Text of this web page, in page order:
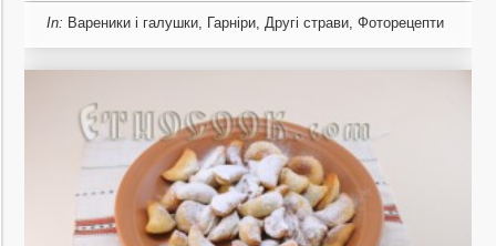
In: Вареники і галушки, Гарніри, Другі страви, Фоторецепти